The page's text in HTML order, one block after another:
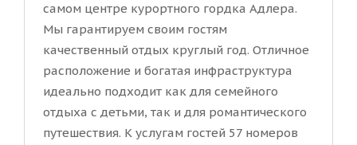
самом центре курортного гордка Адлера.
Мы гарантируем своим гостям
качественный отдых круглый год. Отличное
расположение и богатая инфраструктура
идеально подходит как для семейного
отдыха с детьми, так и для романтического
путешествия. К услугам гостей 57 номеров